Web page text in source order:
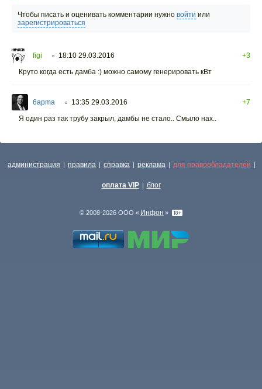
Чтобы писать и оценивать комментарии нужно войти или
зарегистрироваться
figi ○ 18:10 29.03.2016
+3
Круто когда есть дамба :) можно самому генерировать кВт
6apma ○ 13:35 29.03.2016
+7
Я один раз так трубу закрыл, дамбы не стало.. Смыло нах..
администрация | правила | справка | реклама | для правообладателей |
оплата VIP | блог
© 2008-2026 ООО « Инфон »